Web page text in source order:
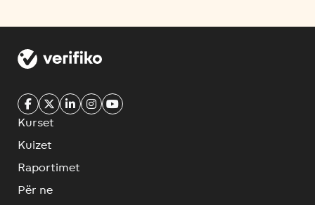
Kurset
Kuizet
Raportimet
Për ne